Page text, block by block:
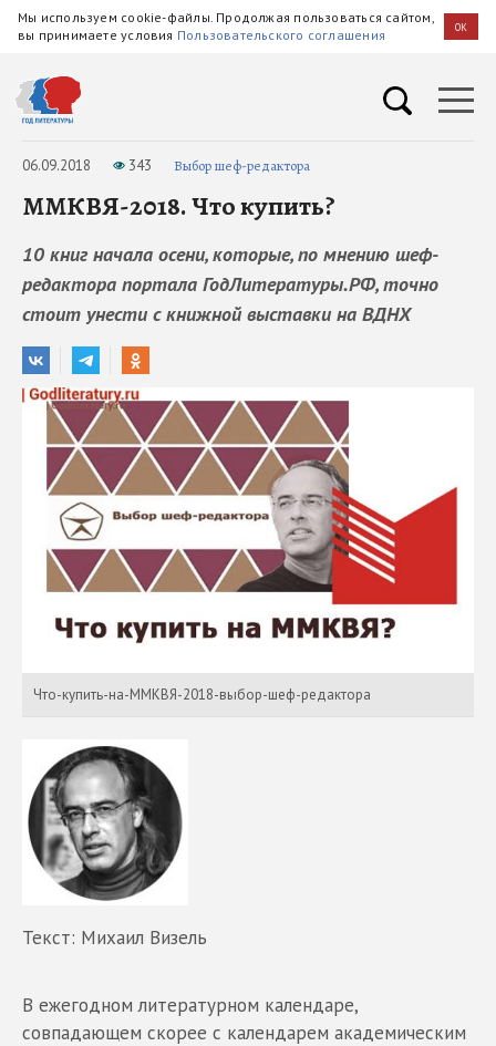
Мы используем cookie-файлы. Продолжая пользоваться сайтом,
вы принимаете условия Пользовательского соглашения OK
06.09.2018 343 Выбор шеф-редактора
ММКВЯ-2018. Что купить?
10 книг начала осени, которые, по мнению шеф-
редактора портала ГодЛитературы.РФ, точно
стоит унести с книжной выставки на ВДНХ
Что-купить-на-ММКВЯ-2018-выбор-шеф-редактора
Текст: Михаил Визель
В ежегодном литературном календаре,
совпадающем скорее с календарем академическим